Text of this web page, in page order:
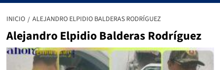
INICIO ALEJANDRO ELPIDIO BALDERAS RODRÍGUEZ
Alejandro Elpidio Balderas Rodríguez